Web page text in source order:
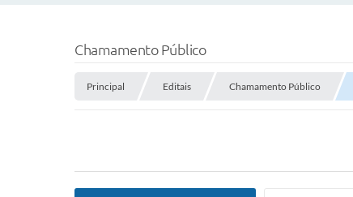
Chamamento Público
Principal Editais Chamamento Público